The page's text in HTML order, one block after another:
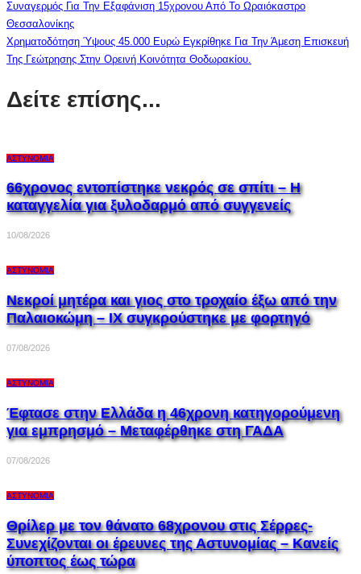
Συναγερμός Για Την Εξαφάνιση 15χρονου Από Το Ωραιόκαστρο
Θεσσαλονίκης
Χρηματοδότηση Ύψους 45.000 Ευρώ Εγκρίθηκε Για Την Άμεση Επισκευή
Της Γεώτρησης Στην Ορεινή Κοινότητα Θοδωρακίου.
Δείτε επίσης...
ΑΣΤΥΝΟΜΊΑ
66χρονος εντοπίστηκε νεκρός σε σπίτι – Η
καταγγελία για ξυλοδαρμό από συγγενείς
10/08/2026
ΑΣΤΥΝΟΜΊΑ
Νεκροί μητέρα και γιος στο τροχαίο έξω από την
Παλαιοκώμη – ΙΧ συγκρούστηκε με φορτηγό
07/08/2026
ΑΣΤΥΝΟΜΊΑ
Έφτασε στην Ελλάδα η 46χρονη κατηγορούμενη
για εμπρησμό – Μεταφέρθηκε στη ΓΑΔΑ
07/08/2026
ΑΣΤΥΝΟΜΊΑ
Θρίλερ με τον θάνατο 68χρονου στις Σέρρες-
Συνεχίζονται οι έρευνες της Αστυνομίας – Κανείς
ύποπτος έως τώρα